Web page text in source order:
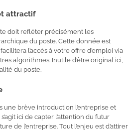
attractif
doit refléter précisément les
du poste. Cette donnée est
l’accès à votre offre d’emploi via
algorithmes. Inutile d’être original ici,
du poste.
une brève introduction l’entreprise et
ici de capter l’attention du futur
de l’entreprise. Tout l’enjeu est d’attirer